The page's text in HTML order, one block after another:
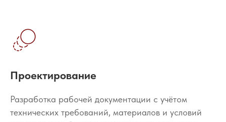
Проектирование
Разработка рабочей документации с учётом
технических требований, материалов и условий